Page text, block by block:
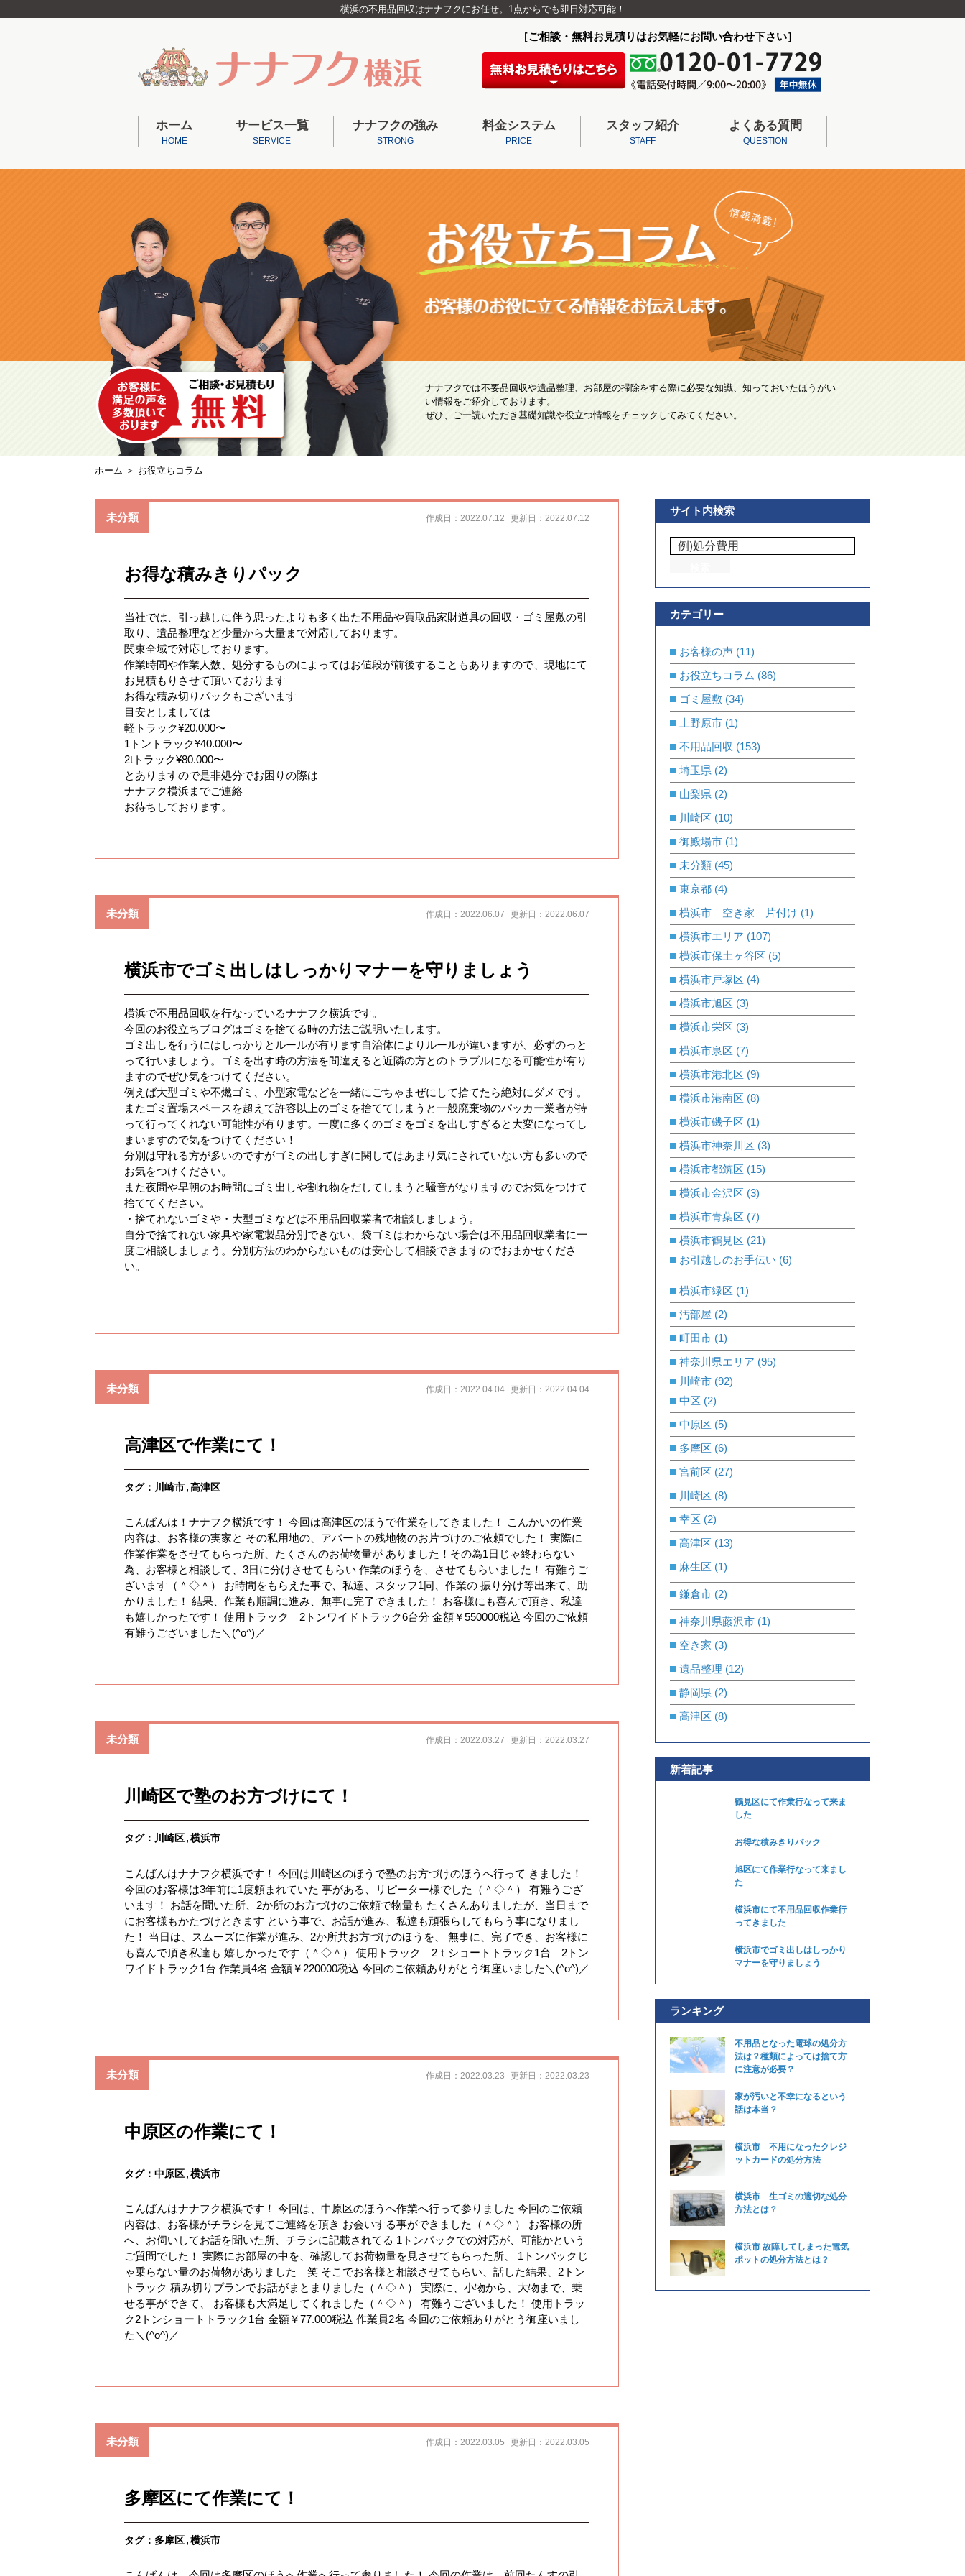
横浜の不用品回収はナナフクにお任せ。1点からでも即日対応可能！
［ご相談・無料お見積りはお気軽にお問い合わせ下さい］
ホーム
HOME
サービス一覧
SERVICE
ナナフクの強み
STRONG
料金システム
PRICE
スタッフ紹介
STAFF
よくある質問
QUESTION
ナナフクでは不要品回収や遺品整理、お部屋の掃除をする際に必要な知識、知っておいたほうがい
い情報をご紹介しております。
ぜひ、ご一読いただき基礎知識や役立つ情報をチェックしてみてください。
ホーム ＞ お役立ちコラム
未分類 作成日：2022.07.12 更新日：2022.07.12
お得な積みきりパック
当社では、引っ越しに伴う思ったよりも多く出た不用品や買取品家財道具の回収・ゴミ屋敷の引
取り、遺品整理など少量から大量まで対応しております。
関東全域で対応しております。
作業時間や作業人数、処分するものによってはお値段が前後することもありますので、現地にて
お見積もりさせて頂いております
お得な積み切りパックもございます
目安としましては
軽トラック¥20.000〜
1トントラック¥40.000〜
2tトラック¥80.000〜
とありますので是非処分でお困りの際は
ナナフク横浜までご連絡
お待ちしております。
未分類 作成日：2022.06.07 更新日：2022.06.07
横浜市でゴミ出しはしっかりマナーを守りましょう
横浜で不用品回収を行なっているナナフク横浜です。
今回のお役立ちブログはゴミを捨てる時の方法ご説明いたします。
ゴミ出しを行うにはしっかりとルールが有ります自治体によりルールが違いますが、必ずのっと
って行いましょう。ゴミを出す時の方法を間違えると近隣の方とのトラブルになる可能性が有り
ますのでぜひ気をつけてください。
例えば大型ゴミや不燃ゴミ、小型家電などを一緒にごちゃまぜにして捨てたら絶対にダメです。
またゴミ置場スペースを超えて許容以上のゴミを捨ててしまうと一般廃棄物のパッカー業者が持
って行ってくれない可能性が有ります。一度に多くのゴミをゴミを出しすぎると大変になってし
まいますので気をつけてください！
分別は守れる方が多いのですがゴミの出しすぎに関してはあまり気にされていない方も多いので
お気をつけください。
また夜間や早朝のお時間にゴミ出しや割れ物をだしてしまうと騒音がなりますのでお気をつけて
捨ててください。
・捨てれないゴミや・大型ゴミなどは不用品回収業者で相談しましょう。
自分で捨てれない家具や家電製品分別できない、袋ゴミはわからない場合は不用品回収業者に一
度ご相談しましょう。分別方法のわからないものは安心して相談できますのでおまかせくださ
い。
未分類 作成日：2022.04.04 更新日：2022.04.04
高津区で作業にて！
タグ： 川崎市 高津区
こんばんは！ナナフク横浜です！ 今回は高津区のほうで作業をしてきました！ こんかいの作業
内容は、お客様の実家と その私用地の、アパートの残地物のお片づけのご依頼でした！ 実際に
作業作業をさせてもらった所、たくさんのお荷物量が ありました！その為1日じゃ終わらない
為、お客様と相談して、3日に分けさせてもらい 作業のほうを、させてもらいました！ 有難うご
ざいます（＾◇＾） お時間をもらえた事で、私達、スタッフ1同、作業の 振り分け等出来て、助
かりました！ 結果、作業も順調に進み、無事に完了できました！ お客様にも喜んで頂き、私達
も嬉しかったです！ 使用トラック 2トンワイドトラック6台分 金額￥550000税込 今回のご依頼
有難うございました＼(^o^)／
未分類 作成日：2022.03.27 更新日：2022.03.27
川崎区で塾のお方づけにて！
タグ： 川崎区 横浜市
こんばんはナナフク横浜です！ 今回は川崎区のほうで塾のお方づけのほうへ行って きました！
今回のお客様は3年前に1度頼まれていた 事がある、リピーター様でした（＾◇＾） 有難うござ
います！ お話を聞いた所、2か所のお方づけのご依頼で物量も たくさんありましたが、当日まで
にお客様もかたづけときます という事で、お話が進み、私達も頑張らしてもらう事になりまし
た！ 当日は、スムーズに作業が進み、2か所共お方づけのほうを、 無事に、完了でき、お客様に
も喜んで頂き私達も 嬉しかったです（＾◇＾） 使用トラック 2ｔショートトラック1台 2トン
ワイドトラック1台 作業員4名 金額￥220000税込 今回のご依頼ありがとう御座いました＼(^o^)／
未分類 作成日：2022.03.23 更新日：2022.03.23
中原区の作業にて！
タグ： 中原区 横浜市
こんばんはナナフク横浜です！ 今回は、中原区のほうへ作業へ行って参りました 今回のご依頼
内容は、お客様がチラシを見てご連絡を頂き お会いする事ができました（＾◇＾） お客様の所
へ、お伺いしてお話を聞いた所、チラシに記載されてる 1トンパックでの対応が、可能かという
ご質問でした！ 実際にお部屋の中を、確認してお荷物量を見させてもらった所、 1トンパックじ
ゃ乗らない量のお荷物がありました 笑 そこでお客様と相談させてもらい、話した結果、2トン
トラック 積み切りプランでお話がまとまりました（＾◇＾） 実際に、小物から、大物まで、乗
せる事ができて、 お客様も大満足してくれました（＾◇＾） 有難うございました！ 使用トラッ
ク2トンショートトラック1台 金額￥77.000税込 作業員2名 今回のご依頼ありがとう御座いまし
た＼(^o^)／
未分類 作成日：2022.03.05 更新日：2022.03.05
多摩区にて作業にて！
タグ： 多摩区 横浜市
サイト内検索
カテゴリー
お客様の声 (11)
お役立ちコラム (86)
ゴミ屋敷 (34)
上野原市 (1)
不用品回収 (153)
埼玉県 (2)
山梨県 (2)
川崎区 (10)
御殿場市 (1)
未分類 (45)
東京都 (4)
横浜市 空き家 片付け (1)
横浜市エリア (107)
横浜市保土ヶ谷区 (5)
横浜市戸塚区 (4)
横浜市旭区 (3)
横浜市栄区 (3)
横浜市泉区 (7)
横浜市港北区 (9)
横浜市港南区 (8)
横浜市磯子区 (1)
横浜市神奈川区 (3)
横浜市都筑区 (15)
横浜市金沢区 (3)
横浜市青葉区 (7)
横浜市鶴見区 (21)
お引越しのお手伝い (6)
横浜市緑区 (1)
汚部屋 (2)
町田市 (1)
神奈川県エリア (95)
川崎市 (92)
中区 (2)
中原区 (5)
多摩区 (6)
宮前区 (27)
川崎区 (8)
幸区 (2)
高津区 (13)
麻生区 (1)
鎌倉市 (2)
神奈川県藤沢市 (1)
空き家 (3)
遺品整理 (12)
静岡県 (2)
高津区 (8)
新着記事
鶴見区にて作業行なって来ま
した
お得な積みきりパック
旭区にて作業行なって来まし
た
横浜市にて不用品回収作業行
ってきました
横浜市でゴミ出しはしっかり
マナーを守りましょう
ランキング
不用品となった電球の処分方
法は？種類によっては捨て方
に注意が必要？
家が汚いと不幸になるという
話は本当？
横浜市 不用になったクレジ
ットカードの処分方法
横浜市 生ゴミの適切な処分
方法とは？
横浜市 故障してしまった電気
ポットの処分方法とは？